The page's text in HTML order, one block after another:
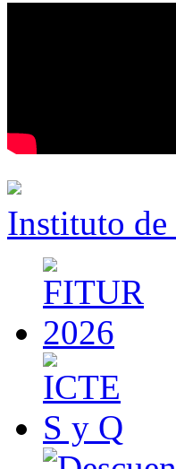
Instituto